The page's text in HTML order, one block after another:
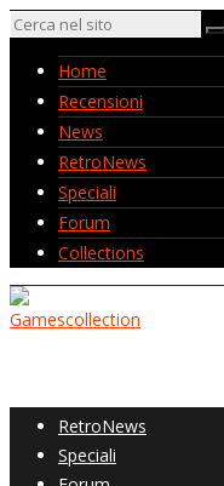
Home
Recensioni
News
RetroNews
Speciali
Forum
Collections
RetroNews
Speciali